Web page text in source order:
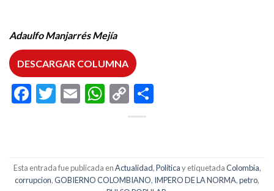
Adaulfo Manjarrés Mejía
DESCARGAR COLUMNA
Facebook
Twitter
EmailWhatsApp
Copy
Link
Esta entrada fue publicada enActualidad,Políticay etiquetadaColombia,
corrupcion,GOBIERNO COLOMBIANO, IMPERO DE LA NORMA,petro,